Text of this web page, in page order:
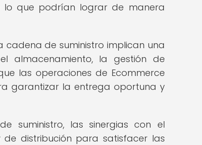
lo que podrían lograr de manera
cadena de suministro implican una
almacenamiento, la gestión de
las operaciones de Ecommerce
garantizar la entrega oportuna y
suministro, las sinergias con el
distribución para satisfacer las